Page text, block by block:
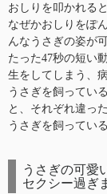
おしりを叩かれる
なぜかおしりをぽ
んなうさぎの姿が
たった47秒の短い
生をしてしまう、
うさぎを飼ってい
と、それぞれ違っ
うさぎを飼ってい
うさぎの可愛
セクシー過ぎ